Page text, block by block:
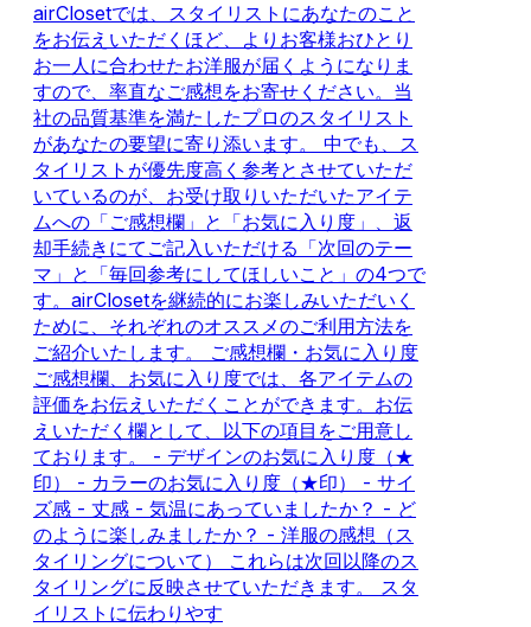
airClosetでは、スタイリストにあなたのこと
をお伝えいただくほど、よりお客様おひとり
お一人に合わせたお洋服が届くようになりま
すので、率直なご感想をお寄せください。当
社の品質基準を満たしたプロのスタイリスト
があなたの要望に寄り添います。 中でも、ス
タイリストが優先度高く参考とさせていただ
いているのが、お受け取りいただいたアイテ
ムへの「ご感想欄」と「お気に入り度」、返
却手続きにてご記入いただける「次回のテー
マ」と「毎回参考にしてほしいこと」の4つで
す。airClosetを継続的にお楽しみいただいく
ために、それぞれのオススメのご利用方法を
ご紹介いたします。 ご感想欄・お気に入り度
ご感想欄、お気に入り度では、各アイテムの
評価をお伝えいただくことができます。お伝
えいただく欄として、以下の項目をご用意し
ております。 - デザインのお気に入り度（★
印） - カラーのお気に入り度（★印） - サイ
ズ感 - 丈感 - 気温にあっていましたか？ - ど
のように楽しみましたか？ - 洋服の感想（ス
タイリングについて） これらは次回以降のス
タイリングに反映させていただきます。 スタ
イリストに伝わりやす